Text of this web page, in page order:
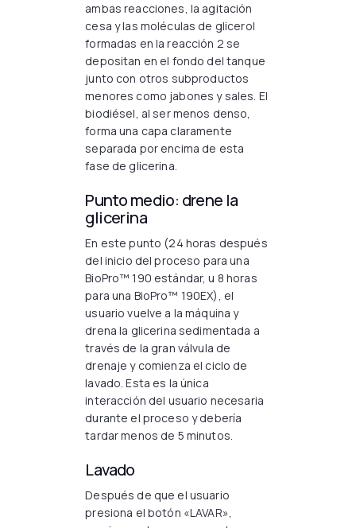
ambas reacciones, la agitación
cesa y las moléculas de glicerol
formadas en la reacción 2 se
depositan en el fondo del tanque
junto con otros subproductos
menores como jabones y sales. El
biodiésel, al ser menos denso,
forma una capa claramente
separada por encima de esta
fase de glicerina.
Punto medio: drene la
glicerina
En este punto (24 horas después
del inicio del proceso para una
BioPro™ 190 estándar, u 8 horas
para una BioPro™ 190EX), el
usuario vuelve a la máquina y
drena la glicerina sedimentada a
través de la gran válvula de
drenaje y comienza el ciclo de
lavado. Esta es la única
interacción del usuario necesaria
durante el proceso y debería
tardar menos de 5 minutos.
Lavado
Después de que el usuario
presiona el botón «LAVAR»,